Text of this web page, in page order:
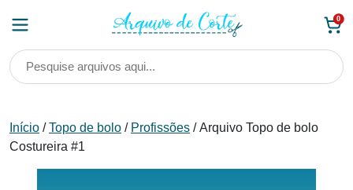
0
Início /Topo de bolo / Profissões / Arquivo Topo de bolo
Costureira #1